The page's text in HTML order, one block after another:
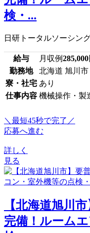
検・...
日研トータルソーシン
給与 月収例285,000
勤務地
北海道 旭川市
寮・社宅 あり
仕事内容 機械操作・製
＼最短45秒で完了／
応募へ進む
詳しく
見る
【北海道旭川
完備！ルーム